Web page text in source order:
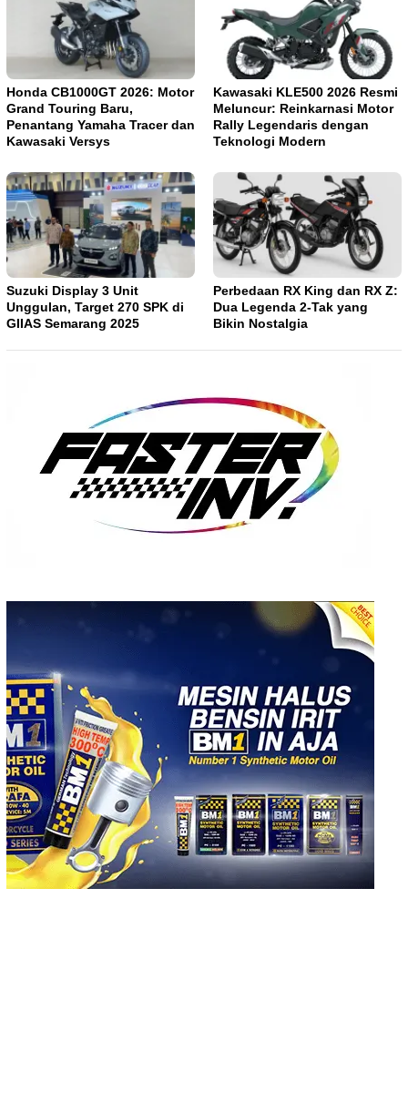
Honda CB1000GT 2026: Motor
Grand Touring Baru,
Penantang Yamaha Tracer dan
Kawasaki Versys
Kawasaki KLE500 2026 Resmi
Meluncur: Reinkarnasi Motor
Rally Legendaris dengan
Teknologi Modern
Suzuki Display 3 Unit
Unggulan, Target 270 SPK di
GIIAS Semarang 2025
Perbedaan RX King dan RX Z:
Dua Legenda 2-Tak yang
Bikin Nostalgia